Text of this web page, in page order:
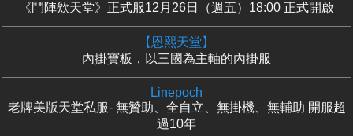
《鬥陣欸天堂》正式服12月26日（週五）18:00 正式開啟
【恩熙天堂】
內掛寶板，以三國為主軸的內掛服
Linepoch
老牌美版天堂私服- 無贊助、全自立、無掛機、無輔助 開服超
過10年